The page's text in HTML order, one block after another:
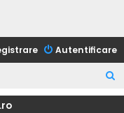
Autentificare
ă